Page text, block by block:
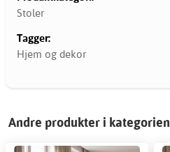
Stoler
Tagger:
Hjem og dekor
Andre produkter i